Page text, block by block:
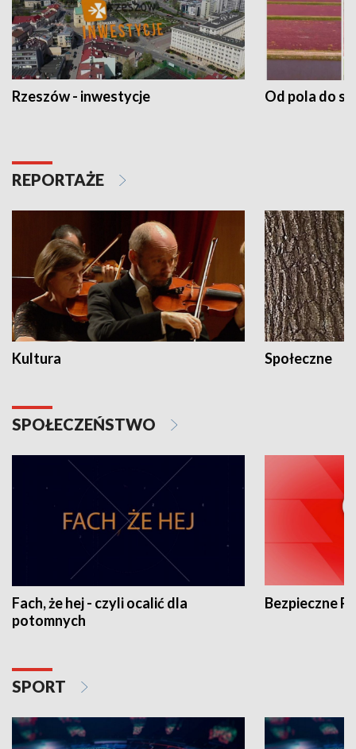
Rzeszów - inwestycje Od pola do
REPORTAŻE
Kultura Społeczne
SPOŁECZEŃSTWO
Fach, że hej - czyli ocalić dla
potomnych
Bezpieczne
SPORT